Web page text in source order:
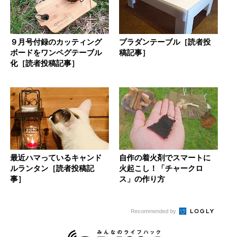
９月号付録のカッティング
ボードをワンペグテーブル
化［読者投稿記事］
プラダンテーブル［読者投
稿記事］
最近ハマっているキャンド
ルランタン［読者投稿記
事］
自作の着火剤でスマートに
火起こし！「チャークロ
ス」の作り方
Recommended by